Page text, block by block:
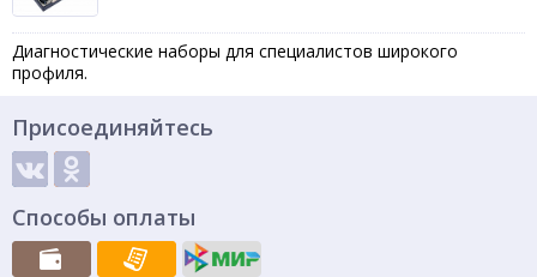
Диагностические наборы для специалистов широкого
профиля.
Присоединяйтесь
Способы оплаты